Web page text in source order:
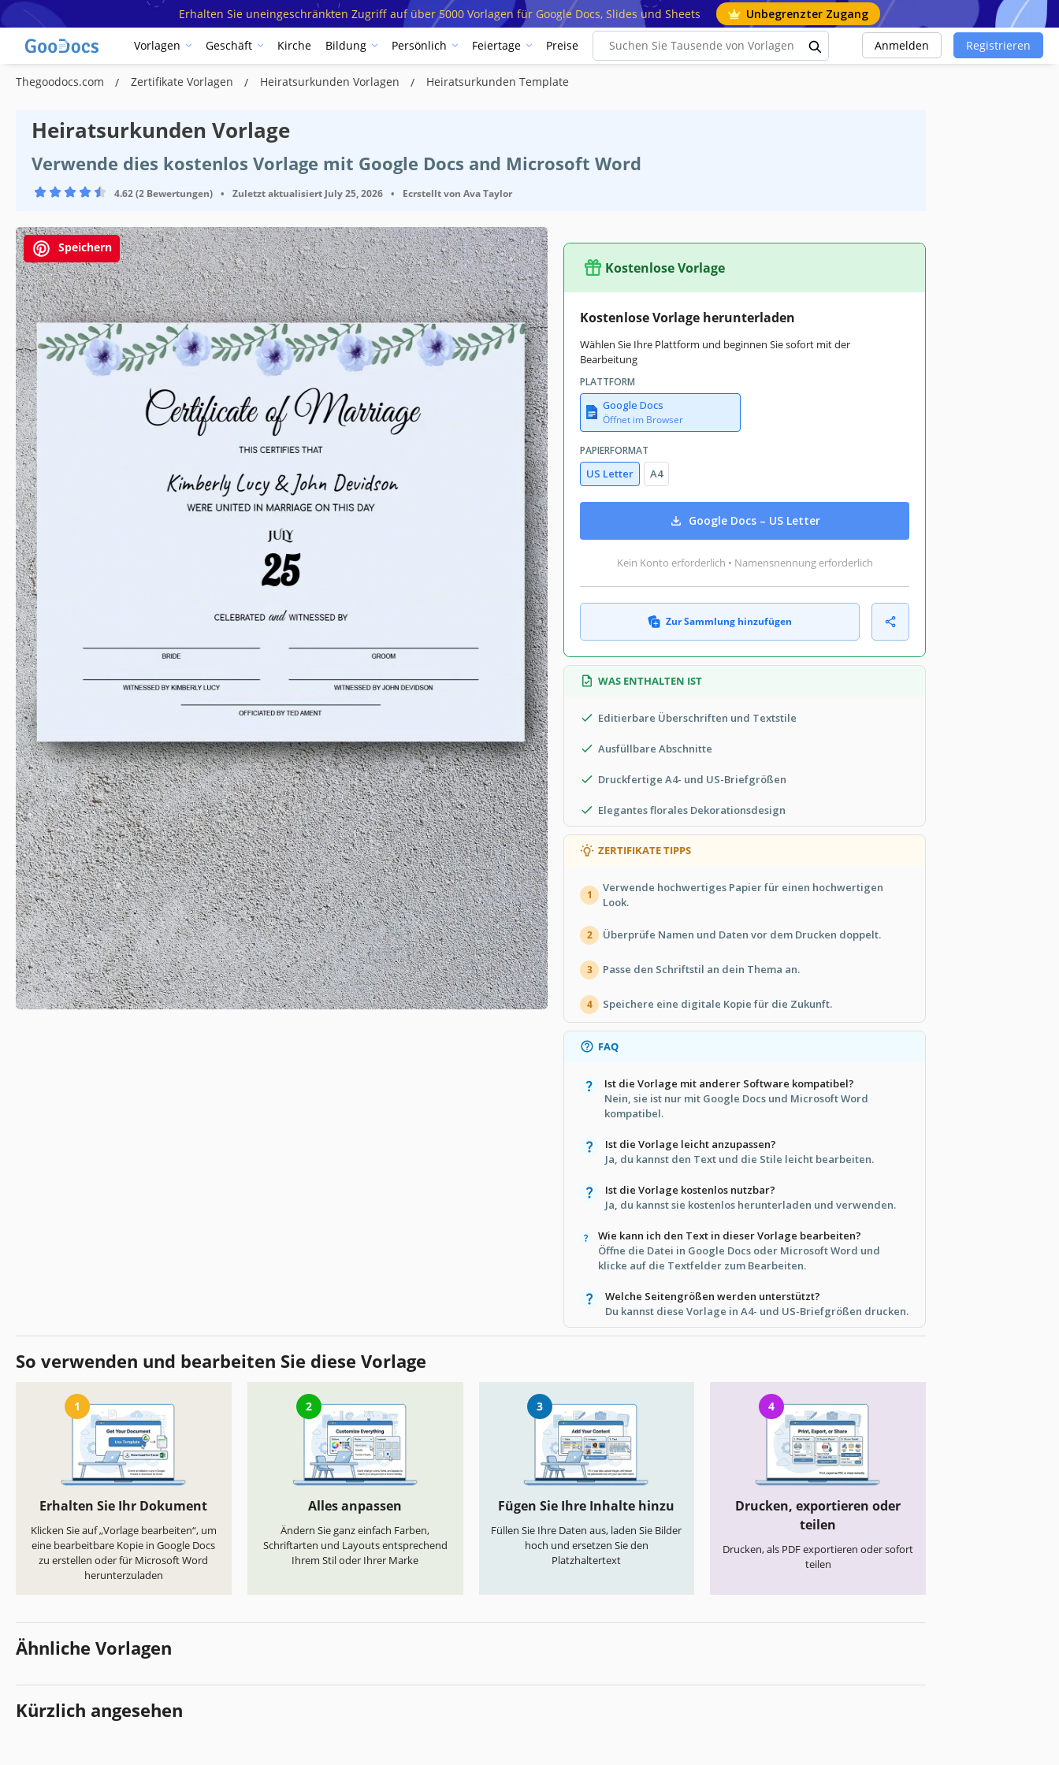
Erhalten Sie uneingeschränkten Zugriff auf über 5000 Vorlagen für Google Docs, Slides und Sheets Unbegrenzter Zugang
Vorlagen Geschäft Kirche Bildung Persönlich Feiertage Preise Anmelden Registrieren
Thegoodocs.com Zertifikate Vorlagen Heiratsurkunden Vorlagen Heiratsurkunden Template
Heiratsurkunden Vorlage
Verwende dies kostenlos Vorlage mit Google Docs and Microsoft Word
4.62 (2 Bewertungen) • Zuletzt aktualisiert July 25, 2026 • Ecrstellt von Ava Taylor
Speichern
Vorlagenspezifikationen
Format
Google Docs
Erstellt
May 26, 2021
Zuletzt aktualisiert
July 25, 2026
Community
Zu Sammlungen hinzugefügt von 4 Nutzer
Nutzungsstatistiken
9 Downloads in diesem Monat
Über diese Vorlage
Heiratsurkunde ist das Papier, von dem viele Menschen träumen. Es ist etwas absolut Besonderes.
Dieses Papier wird vom Ehepaar viele Jahre lang aufbewahrt. Deshalb ist sein Design sehr wichtig.
Wenn Sie damit beauftragt sind, ein Design für ein solches Papier zu erstellen, können Sie einfach
unsere Vorlage herunterladen und sich keine Sorgen machen. Es wurde von professionellen
Designern erstellt, die wissen, wie man wirklich erstaunliche Dinge macht. Die Google Docs Vorlage
hat einen fantastischen Stil und wunderschöne Schriftarten. Schreiben Sie die Namen der
Personen, die geheiratet haben, mit diesen ausgezeichneten Buchstaben und machen Sie sie
glücklich!
Kostenlose Vorlage
Kostenlose Vorlage herunterladen
Wählen Sie Ihre Plattform und beginnen Sie sofort mit der
Bearbeitung
PLATTFORM
Google Docs
Öffnet im Browser
PAPIERFORMAT
US Letter A4
Google Docs – US Letter
Kein Konto erforderlich • Namensnennung erforderlich
Zur Sammlung hinzufügen
WAS ENTHALTEN IST
Editierbare Überschriften und Textstile
Ausfüllbare Abschnitte
Druckfertige A4- und US-Briefgrößen
Elegantes florales Dekorationsdesign
ZERTIFIKATE TIPPS
1
Verwende hochwertiges Papier für einen hochwertigen
Look.
2 Überprüfe Namen und Daten vor dem Drucken doppelt.
3 Passe den Schriftstil an dein Thema an.
4 Speichere eine digitale Kopie für die Zukunft.
FAQ
Ist die Vorlage mit anderer Software kompatibel?
Nein, sie ist nur mit Google Docs und Microsoft Word
kompatibel.
Ist die Vorlage leicht anzupassen?
Ja, du kannst den Text und die Stile leicht bearbeiten.
Ist die Vorlage kostenlos nutzbar?
Ja, du kannst sie kostenlos herunterladen und verwenden.
Wie kann ich den Text in dieser Vorlage bearbeiten?
Öffne die Datei in Google Docs oder Microsoft Word und
klicke auf die Textfelder zum Bearbeiten.
Welche Seitengrößen werden unterstützt?
Du kannst diese Vorlage in A4- und US-Briefgrößen drucken.
So verwenden und bearbeiten Sie diese Vorlage
1
Erhalten Sie Ihr Dokument
Klicken Sie auf „Vorlage bearbeiten“, um
eine bearbeitbare Kopie in Google Docs
zu erstellen oder für Microsoft Word
herunterzuladen
2
Alles anpassen
Ändern Sie ganz einfach Farben,
Schriftarten und Layouts entsprechend
Ihrem Stil oder Ihrer Marke
3
Fügen Sie Ihre Inhalte hinzu
Füllen Sie Ihre Daten aus, laden Sie Bilder
hoch und ersetzen Sie den
Platzhaltertext
4
Drucken, exportieren oder
teilen
Drucken, als PDF exportieren oder sofort
teilen
Ähnliche Vorlagen
Kürzlich angesehen